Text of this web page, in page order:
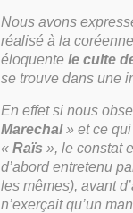
Nous avons
réalisé à la
éloquente le culte
se trouve dans une
En effet si nous
Marechal» et ce qui
« Raïs », le constat
d’abord entretenu
les mêmes), avant
n’exerçait qu’un